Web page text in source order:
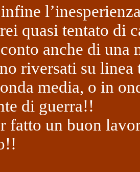
quasi tentato di
anche di
riversati su linea
media, o in
di guerra!!
fatto un buon